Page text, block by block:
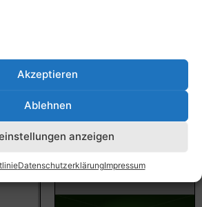
Akzeptieren
Ablehnen
anzeigen
DatenschutzerklärungImpressum
Bildnummer: 4072